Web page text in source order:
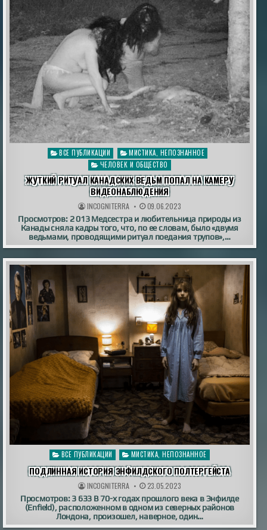
Опубликовано
в
ВСЕ ПУБЛИКАЦИИ
МИСТИКА, НЕПОЗНАННОЕ
ЧЕЛОВЕК И ОБЩЕСТВО
ЖУТКИЙ РИТУАЛ КАНАДСКИХ ВЕДЬМ ПОПАЛ НА КАМЕРУ
ВИДЕОНАБЛЮДЕНИЯ
INCOGNITERRA 09.06.2023
Просмотров: 2 013 Медсестра и любительница природы из
Канады сняла кадры того, что, по ее словам, было «двумя
ведьмами, проводящими ритуал поедания трупов»,…
Опубликовано
в
ВСЕ ПУБЛИКАЦИИ МИСТИКА, НЕПОЗНАННОЕ
ПОДЛИННАЯ ИСТОРИЯ ЭНФИЛДСКОГО ПОЛТЕРГЕЙСТА
INCOGNITERRA 23.05.2023
Просмотров: 3 633 В 70-х годах прошлого века в Энфилде
(Enfield), расположенном в одном из северных районов
Лондона, произошел, наверное, один…